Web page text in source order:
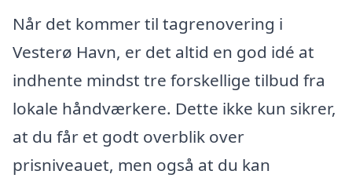
Når det kommer til tagrenovering i
Vesterø Havn, er det altid en god idé at
indhente mindst tre forskellige tilbud fra
lokale håndværkere. Dette ikke kun sikrer,
at du får et godt overblik over
prisniveauet, men også at du kan